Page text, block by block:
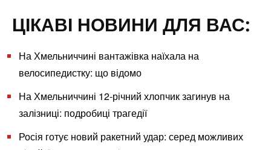
ЦІКАВІ НОВИНИ ДЛЯ ВАС:
На Хмельниччині вантажівка наїхала на
велосипедистку: що відомо
На Хмельниччині 12-річний хлопчик загинув на
залізниці: подробиці трагедії
Росія готує новий ракетний удар: серед можливих